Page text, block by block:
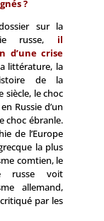
?
sur la
russe, il
d’une crise
littérature, la
de la
siècle, le choc
Russie d’un
choc ébranle.
de l’Europe
la plus
comtien, le
russe voit
allemand,
par les